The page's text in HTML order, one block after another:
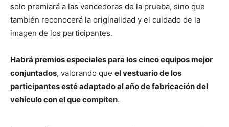
solo premiará a las vencedoras de la prueba, sino que
también reconocerá la originalidad y el cuidado de la
imagen de los participantes.
Habrá premios especiales para los cinco equipos mejor
conjuntados, valorando que el vestuario de los
participantes esté adaptado al año de fabricación del
vehículo con el que compiten.